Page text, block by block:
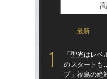
最新
「聖光はレ
のスタートも
プ」福島の絶